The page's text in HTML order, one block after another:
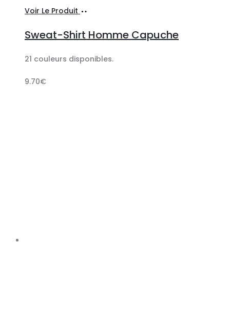
Voir Le Produit
panier
Sweat-Shirt Homme Capuche
21 couleurs disponibles.
9.70€